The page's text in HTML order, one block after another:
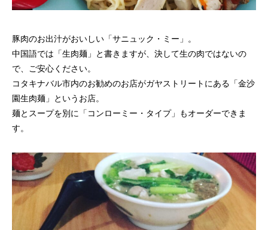
豚肉のお出汁がおいしい「サニュック・ミー」。
中国語では「生肉麺」と書きますが、決して生の肉ではないの
で、ご安心ください。
コタキナバル市内のお勧めのお店がガヤストリートにある「金沙
園生肉麺」というお店。
麺とスープを別に「コンローミー・タイプ」もオーダーできま
す。